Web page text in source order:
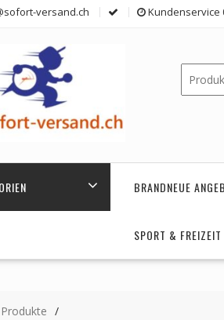
versand.ch Kundenservice
BRANDNEUE
SPORT & FREIZEIT
Produkte